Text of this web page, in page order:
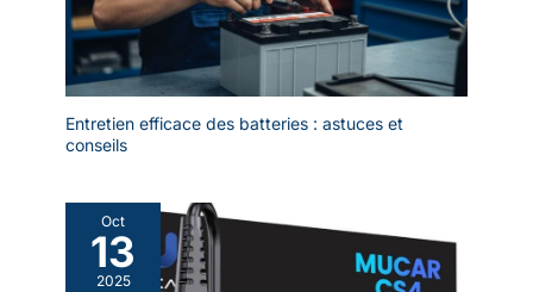
contrôle intelligent de la température, des surintensités, des
surtensions et de la prévention des courts-circuits. Chargez
tout en toute confiance.
Entretien efficace des batteries : astuces et
conseils
Oct
13
2025